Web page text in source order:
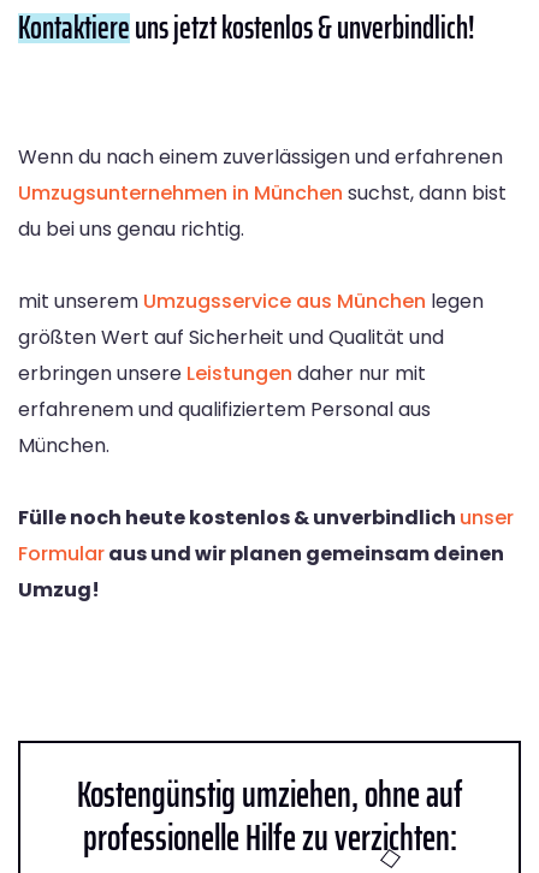
Kontaktiereuns jetzt kostenlos & unverbindlich!
Wenn du nach einem zuverlässigen und erfahrenen
Umzugsunternehmen in München suchst, dann bist
du bei uns genau richtig.
mit unserem Umzugsservice aus München legen
größten Wert auf Sicherheit und Qualität und
erbringen unsere Leistungen daher nur mit
erfahrenem und qualifiziertem Personal aus
München.
Fülle noch heute kostenlos & unverbindlich unser
Formularaus und wir planen gemeinsam deinen
Umzug!
Kostengünstig umziehen, ohne auf
professionelle Hilfe zu verzichten: